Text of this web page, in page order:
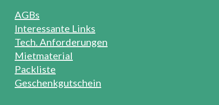
AGBs
Interessante Links
Tech. Anforderungen
Mietmaterial
Packliste
Geschenkgutschein